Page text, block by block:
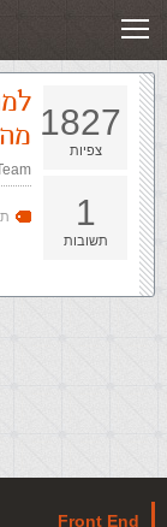
זירת השאלות בנושא
1827
צפיות
1
תשובות
Front End